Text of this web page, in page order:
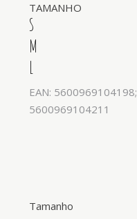
TAMANHO
S
M
L
EAN:
5600969104211
Tamanho